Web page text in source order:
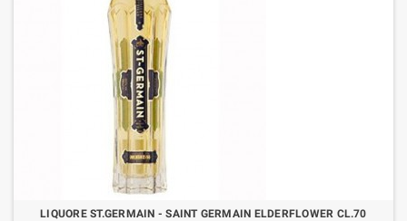
LIQUORE ST.GERMAIN - SAINT GERMAIN ELDERFLOWER CL.70